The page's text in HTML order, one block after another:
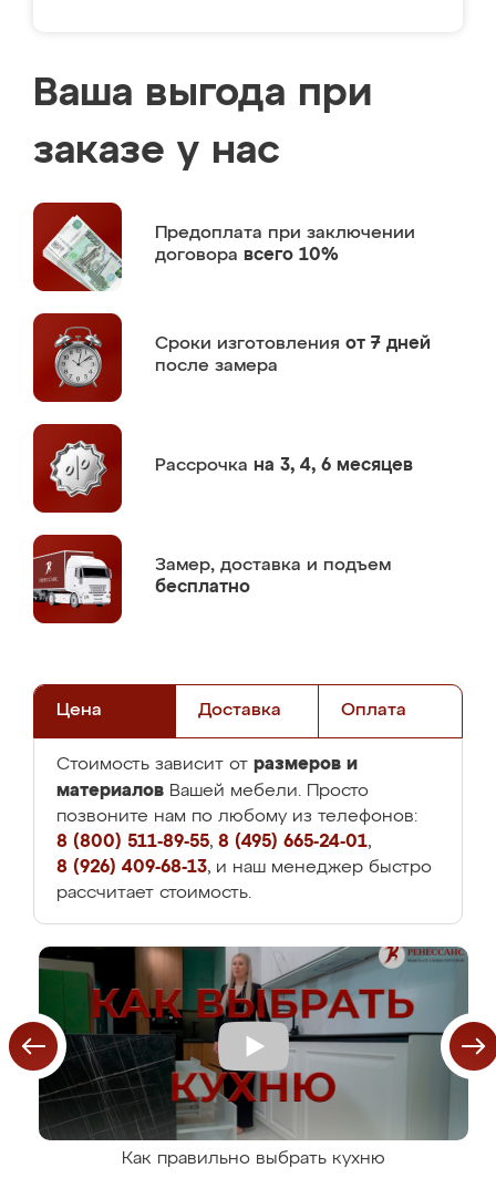
Ваша выгода при
заказе у нас
Предоплата при заключении
договора всего 10%
Сроки изготовления от 7 дней
после замера
Рассрочка на 3, 4, 6 месяцев
Замер, доставка и подъем
бесплатно
Цена Доставка Оплата
Стоимость зависит от размеров и
материалов Вашей мебели. Просто
позвоните нам по любому из телефонов:
8 (800) 511-89-55, 8 (495) 665-24-01,
8 (926) 409-68-13, и наш менеджер быстро
рассчитает стоимость.
Как правильно выбрать кухню